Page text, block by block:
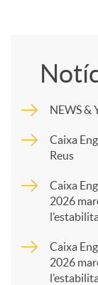
p
a
NEWS &
Caixa
Reus
Caixa
2026
Caixa
2026